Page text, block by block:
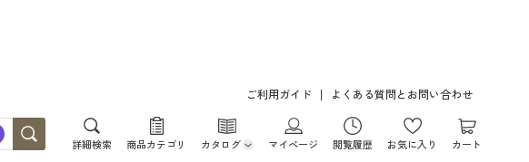
ご利用ガイド よくある質問とお問い合わせ
詳細検索 商品カテゴリ カタログ マイページ 閲覧履歴 お気に入り カート